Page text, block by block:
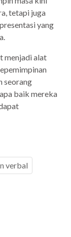
tetapi juga
yang
menjadi alat
seorang
baik mereka
verbal